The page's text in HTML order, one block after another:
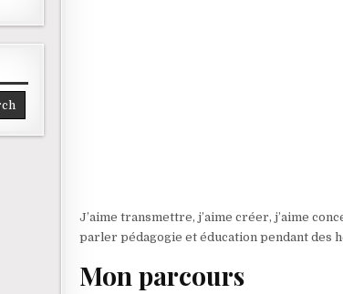
J’aime transmettre, j’aime créer, j’aime
parler pédagogie et éducation pendant des
Mon parcours